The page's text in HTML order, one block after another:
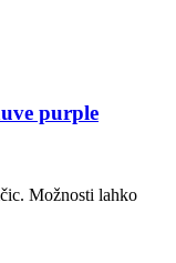
purple
Možnosti lahko